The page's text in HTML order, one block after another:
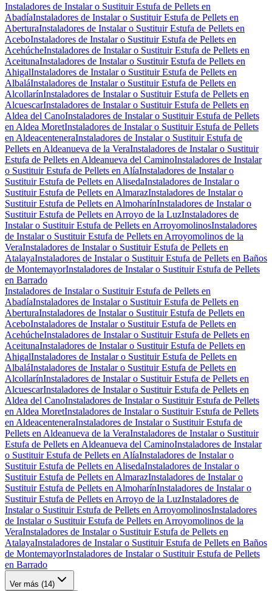
Instaladores de Instalar o Sustituir Estufa de Pellets en
AbadíaInstaladores de Instalar o Sustituir Estufa de Pellets en
AberturaInstaladores de Instalar o Sustituir Estufa de Pellets en
AceboInstaladores de Instalar o Sustituir Estufa de Pellets en
AcehúcheInstaladores de Instalar o Sustituir Estufa de Pellets en
AceitunaInstaladores de Instalar o Sustituir Estufa de Pellets en
AhigalInstaladores de Instalar o Sustituir Estufa de Pellets en
AlbaláInstaladores de Instalar o Sustituir Estufa de Pellets en
AlcollarínInstaladores de Instalar o Sustituir Estufa de Pellets en
AlcuescarInstaladores de Instalar o Sustituir Estufa de Pellets en
Aldea del CanoInstaladores de Instalar o Sustituir Estufa de Pellets
en Aldea MoretInstaladores de Instalar o Sustituir Estufa de Pellets
en AldeacenteneraInstaladores de Instalar o Sustituir Estufa de
Pellets en Aldeanueva de la VeraInstaladores de Instalar o Sustituir
Estufa de Pellets en Aldeanueva del CaminoInstaladores de Instalar
o Sustituir Estufa de Pellets en AlíaInstaladores de Instalar o
Sustituir Estufa de Pellets en AlisedaInstaladores de Instalar o
Sustituir Estufa de Pellets en AlmarazInstaladores de Instalar o
Sustituir Estufa de Pellets en AlmoharínInstaladores de Instalar o
Sustituir Estufa de Pellets en Arroyo de la LuzInstaladores de
Instalar o Sustituir Estufa de Pellets en ArroyomolinosInstaladores
de Instalar o Sustituir Estufa de Pellets en Arroyomolinos de la
VeraInstaladores de Instalar o Sustituir Estufa de Pellets en
AtalayaInstaladores de Instalar o Sustituir Estufa de Pellets en Baños
de MontemayorInstaladores de Instalar o Sustituir Estufa de Pellets
en Barrado
Instaladores de Instalar o Sustituir Estufa de Pellets en
AbadíaInstaladores de Instalar o Sustituir Estufa de Pellets en
AberturaInstaladores de Instalar o Sustituir Estufa de Pellets en
AceboInstaladores de Instalar o Sustituir Estufa de Pellets en
AcehúcheInstaladores de Instalar o Sustituir Estufa de Pellets en
AceitunaInstaladores de Instalar o Sustituir Estufa de Pellets en
AhigalInstaladores de Instalar o Sustituir Estufa de Pellets en
AlbaláInstaladores de Instalar o Sustituir Estufa de Pellets en
AlcollarínInstaladores de Instalar o Sustituir Estufa de Pellets en
AlcuescarInstaladores de Instalar o Sustituir Estufa de Pellets en
Aldea del CanoInstaladores de Instalar o Sustituir Estufa de Pellets
en Aldea MoretInstaladores de Instalar o Sustituir Estufa de Pellets
en AldeacenteneraInstaladores de Instalar o Sustituir Estufa de
Pellets en Aldeanueva de la VeraInstaladores de Instalar o Sustituir
Estufa de Pellets en Aldeanueva del CaminoInstaladores de Instalar
o Sustituir Estufa de Pellets en AlíaInstaladores de Instalar o
Sustituir Estufa de Pellets en AlisedaInstaladores de Instalar o
Sustituir Estufa de Pellets en AlmarazInstaladores de Instalar o
Sustituir Estufa de Pellets en AlmoharínInstaladores de Instalar o
Sustituir Estufa de Pellets en Arroyo de la LuzInstaladores de
Instalar o Sustituir Estufa de Pellets en ArroyomolinosInstaladores
de Instalar o Sustituir Estufa de Pellets en Arroyomolinos de la
VeraInstaladores de Instalar o Sustituir Estufa de Pellets en
AtalayaInstaladores de Instalar o Sustituir Estufa de Pellets en Baños
de MontemayorInstaladores de Instalar o Sustituir Estufa de Pellets
en Barrado
Ver más (14)